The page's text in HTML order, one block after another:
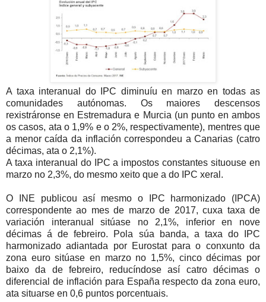
A taxa interanual do IPC diminuíu en marzo en todas as
comunidades autónomas. Os maiores descensos
rexistráronse en Estremadura e Murcia (un punto en ambos
os casos, ata o 1,9% e o 2%, respectivamente), mentres que
a menor caída da inflación correspondeu a Canarias (catro
décimas, ata o 2,1%).
A taxa interanual do IPC a impostos constantes situouse en
marzo no 2,3%, do mesmo xeito que a do IPC xeral.
O INE publicou así mesmo o IPC harmonizado (IPCA)
correspondente ao mes de marzo de 2017, cuxa taxa de
variación interanual sitúase no 2,1%, inferior en nove
décimas á de febreiro. Pola súa banda, a taxa do IPC
harmonizado adiantada por Eurostat para o conxunto da
zona euro sitúase en marzo no 1,5%, cinco décimas por
baixo da de febreiro, reducíndose así catro décimas o
diferencial de inflación para España respecto da zona euro,
ata situarse en 0,6 puntos porcentuais.